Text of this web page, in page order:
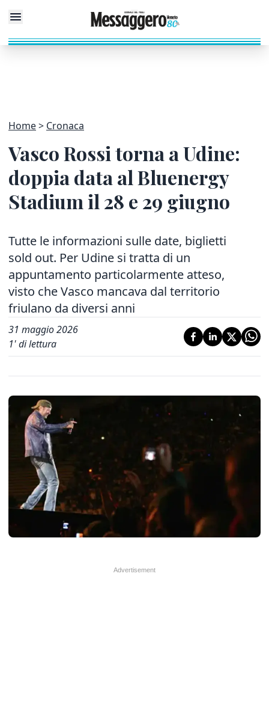
Home Cronaca
Vasco Rossi torna a Udine:
doppia data al Bluenergy
Stadium il 28 e 29 giugno
Tutte le informazioni sulle date, biglietti
sold out. Per Udine si tratta di un
appuntamento particolarmente atteso,
visto che Vasco mancava dal territorio
friulano da diversi anni
31 maggio 2026
1' di lettura